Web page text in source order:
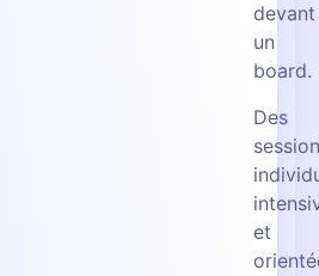
devant
un
board.
Des
et